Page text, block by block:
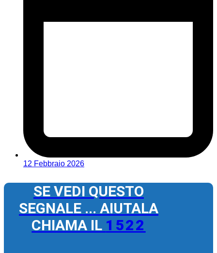
12 Febbraio 2026
SE VEDI QUESTO
SEGNALE ... AIUTALA
CHIAMA IL 1522